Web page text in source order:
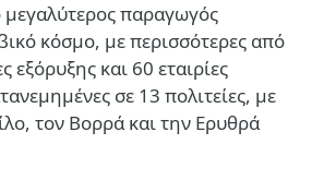
μεγαλύτερος παραγωγός
κόσμο, με περισσότερες από
εξόρυξης και 60 εταιρίες
σε 13 πολιτείες, με
τον Βορρά και την Ερυθρά